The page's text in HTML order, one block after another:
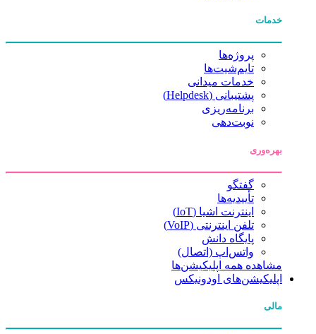
خدمات
پروژه‌ها
تایم‌شیت‌ها
خدمات میدانی
پشتیبانی (Helpdesk)
برنامه‌ریزی
نوبت‌دهی
بهره‌وری
گفتگو
تأییدیه‌ها
اینترنت اشیا (IoT)
تلفن اینترنتی (VoIP)
پایگاه دانش
واتس‌اپ (اتصال)
مشاهده همه اپلیکیشن‌ها
اپلیکیشن‌های اودونیکس
مالی